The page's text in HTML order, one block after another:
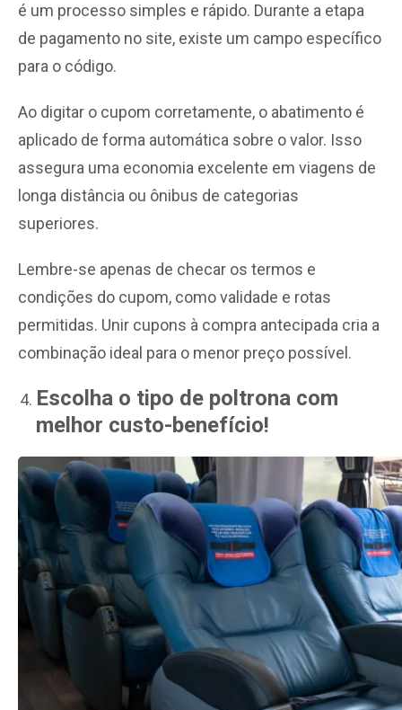
é um processo simples e rápido. Durante a etapa
de pagamento no site, existe um campo específico
para o código.
Ao digitar o cupom corretamente, o abatimento é
aplicado de forma automática sobre o valor. Isso
assegura uma economia excelente em viagens de
longa distância ou ônibus de categorias
superiores.
Lembre-se apenas de checar os termos e
condições do cupom, como validade e rotas
permitidas. Unir cupons à compra antecipada cria a
combinação ideal para o menor preço possível.
Escolha o tipo de poltrona com
melhor custo-benefício!